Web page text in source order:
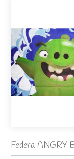
Federa ANGRY